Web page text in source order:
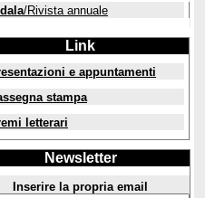
/Rivista annuale
Link
e appuntamenti
stampa
letterari
Newsletter
Inserire la propria email